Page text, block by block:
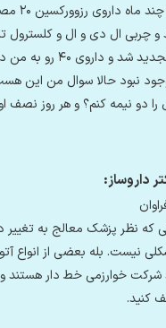
سلام‌ من
و چربی ال دی و ال و کلسترول
نسخه من تجدید شد و
۲۰ موجود نبود حالا سوال من این
را دو‌ نیمه کنم؟ و هر روز نصف
داروساز:
که نظر پزشک معالج به تغییر
نیست. بله بعضی از انواع
شرکت خوارزمی خط دار هستند
کنید.